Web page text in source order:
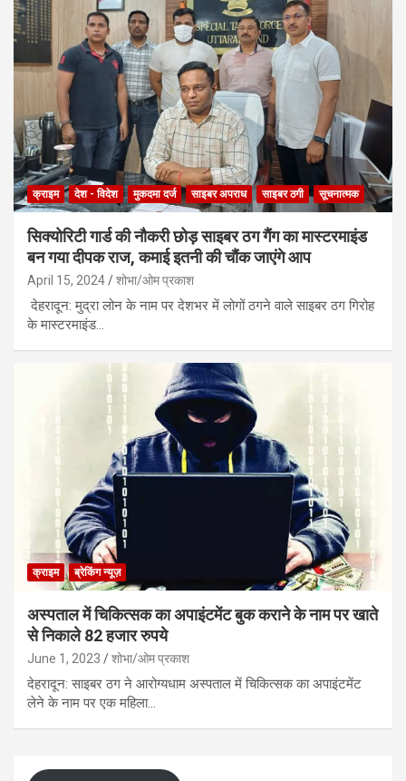
क्राइम देश - विदेश मुकदमा दर्ज साइबर अपराध साइबर ठगी सूचनात्मक
सिक्योरिटी गार्ड की नौकरी छोड़ साइबर ठग गैंग का मास्टरमाइंड
बन गया दीपक राज, कमाई इतनी की चौंक जाएंगे आप
April 15, 2024 शोभा/ओम प्रकाश
देहरादून: मुद्रा लोन के नाम पर देशभर में लोगों ठगने वाले साइबर ठग गिरोह
के मास्टरमाइंड…
क्राइम ब्रेकिंग न्यूज़
अस्पताल में चिकित्सक का अपाइंटमेंट बुक कराने के नाम पर खाते
से निकाले 82 हजार रुपये
June 1, 2023 शोभा/ओम प्रकाश
देहरादून: साइबर ठग ने आरोग्यधाम अस्पताल में चिकित्सक का अपाइंटमेंट
लेने के नाम पर एक महिला…